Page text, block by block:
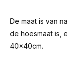
De maat is van
de hoesmaat is,
40x40cm.